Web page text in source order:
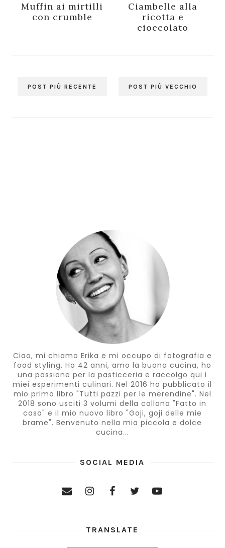
Muffin ai mirtilli
con crumble
Ciambelle alla
ricotta e
cioccolato
POST PIÙ RECENTE POST PIÙ VECCHIO
Ciao, mi chiamo Erika e mi occupo di fotografia e
food styling. Ho 42 anni, amo la buona cucina, ho
una passione per la pasticceria e raccolgo qui i
miei esperimenti culinari. Nel 2016 ho pubblicato il
mio primo libro "Tutti pazzi per le merendine". Nel
2018 sono usciti 3 volumi della collana "Fatto in
casa" e il mio nuovo libro "Goji, goji delle mie
brame". Benvenuto nella mia piccola e dolce
cucina...
SOCIAL MEDIA
TRANSLATE